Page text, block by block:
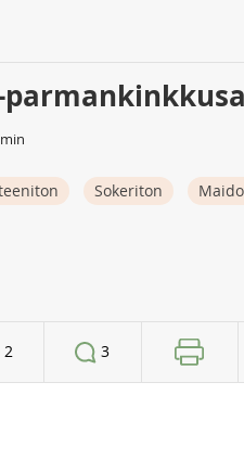
Sokeriton
2 3